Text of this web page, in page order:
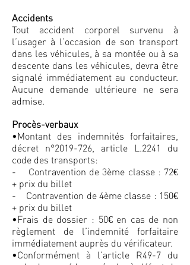
Accidents
Tout accident corporel survenu à
l’usager à l’occasion de son transport
dans les véhicules, à sa montée ou à sa
descente dans les véhicules, devra être
signalé immédiatement au conducteur.
Aucune demande ultérieure ne sera
admise.
Procès-verbaux
•Montant des indemnités forfaitaires,
décret n°2019-726, article L.2241 du
code des transports:
- Contravention de 3ème classe : 72€
+ prix du billet
- Contravention de 4ème classe : 150€
+ prix du billet
•Frais de dossier : 50€ en cas de non
règlement de l’indemnité forfaitaire
immédiatement auprès du vérificateur.
•Conformément à l’article R49-7 du